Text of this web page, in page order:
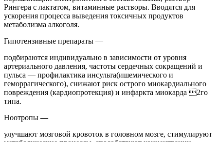
Рингера с лактатом, витаминные растворы. Вводятся для
ускорения процесса выведения токсичных продуктов
метаболизма алкоголя.
Гипотензивные препараты —
подбираются индивидуально в зависимости от уровня
артериального давления, частоты сердечных сокращений и
пульса — профилактика инсульта(ишемического и
геморрагического), снижают риск острого миокардиального
повреждения (кардиопротекция) и инфаркта миокарда 2го
типа.
Ноотропы —
улучшают мозговой кровоток в головном мозге, стимулируют